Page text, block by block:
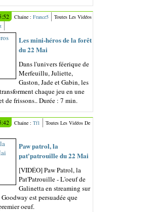
Chaine : France5
Toutes Les Vidéos
Les mini-héros de la forêt
du 22 Mai
Dans l'univers féerique de
Merfeuillu, Juliette,
Gaston, Jade et Gabin, les
chaque jeu en une
de frissons.. Durée : 7 min.
Chaine : Tf1
Toutes Les Vidéos De
Paw patrol, la
pat'patrouille du 22 Mai
[VIDÉO] Paw Patrol, la
Pat'Patrouille - L'oeuf de
Galinetta en streaming sur
est persuadée que
oeuf.